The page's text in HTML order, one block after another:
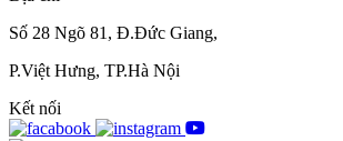
Số 28 Ngõ 81, Đ.Đức Giang,
P.Việt Hưng, TP.Hà Nội
Kết nối